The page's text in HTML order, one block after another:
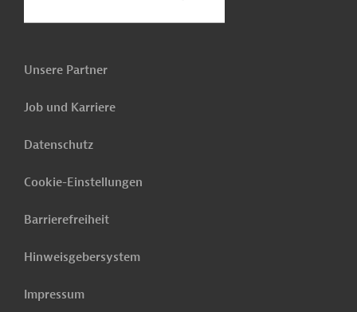
Unsere Partner
Job und Karriere
Datenschutz
Cookie-Einstellungen
Barrierefreiheit
Hinweisgebersystem
Impressum